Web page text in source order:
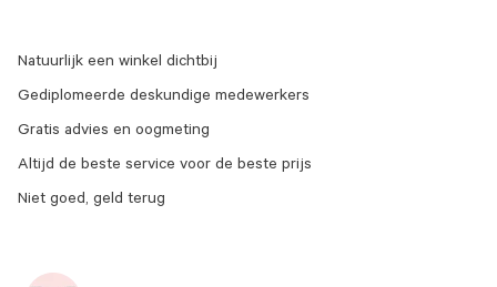
Natuurlijk een winkel dichtbij
Gediplomeerde deskundige medewerkers
Gratis advies en oogmeting
Altijd de beste service voor de beste prijs
Niet goed, geld terug